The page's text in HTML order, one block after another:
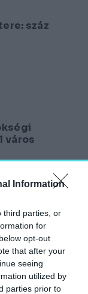
Information
third parties, or
for
opt-out
that after your
seeing
utilized by
parties prior to
száz
város
parkjai,